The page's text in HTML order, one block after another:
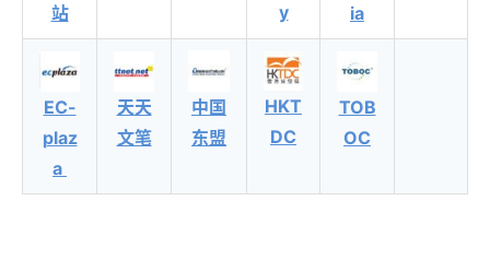
站
y
ia
EC-
plaz
a
天天
文笔
中国
东盟
HKT
DC
TOB
OC